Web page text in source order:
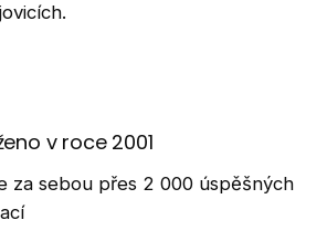
v roce 2001
za sebou přes 2 000 úspěšných